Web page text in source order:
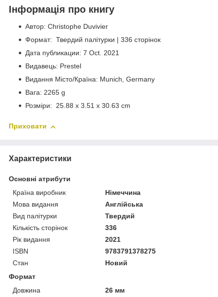
Інформація про книгу
Автор: Christophe Duvivier
Формат: Твердий палітурки | 336 сторінок
Дата публикации: 7 Oct. 2021
Видавець: Prestel
Видання Місто/Країна: Munich, Germany
Вага: 2265 g
Розміри: 25.88 x 3.51 x 30.63 cm
Приховати
Характеристики
Основні атрибути
Країна виробник
Німеччина
Мова видання
Англійська
Вид палітурки
Твердий
Кількість сторінок
336
Рік видання
2021
ISBN
9783791378275
Стан
Новий
Формат
Довжина
26 мм